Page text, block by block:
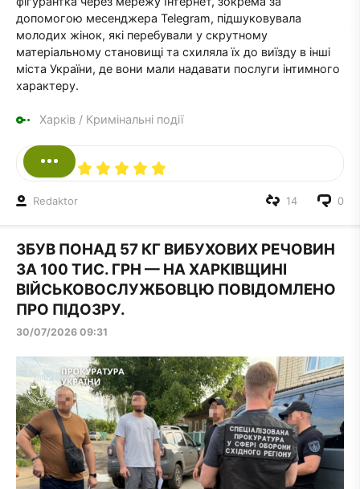
допомогою месенджера Telegram, підшуковувала
молодих жінок, які перебували у скрутному
матеріальному становищі та схиляла їх до виїзду в інші
міста України, де вони мали надавати послуги інтимного
характеру.
Харків / Кримінальні події
Redaktor 0
14
ЗБУВ ПОНАД 57 КГ ВИБУХОВИХ РЕЧОВИН
ЗА 100 ТИС. ГРН — НА ХАРКІВЩИНІ
ВІЙСЬКОВОСЛУЖБОВЦЮ ПОВІДОМЛЕНО
ПРО ПІДОЗРУ.
30/07/2026 09:31